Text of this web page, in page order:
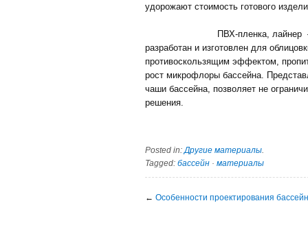
удорожают стоимость готового
ПВХ-пленка, лайнер
разработан и изготовлен для
противоскользящим эффектом,
рост микрофлоры бассейна.
чаши бассейна, позволяет не
решения.
Posted in:Другие материалы.
Tagged: бассейн · материалы
← Особенности проектирования